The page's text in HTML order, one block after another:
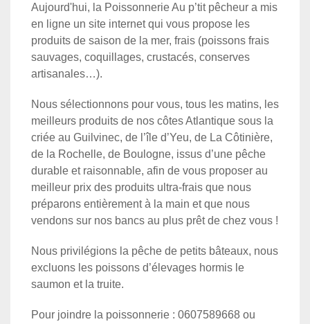
Aujourd'hui, la Poissonnerie Au p’tit pêcheur a mis
en ligne un site internet qui vous propose les
produits de saison de la mer, frais (poissons frais
sauvages, coquillages, crustacés, conserves
artisanales…).
Nous sélectionnons pour vous, tous les matins, les
meilleurs produits de nos côtes Atlantique sous la
criée au Guilvinec, de l’île d’Yeu, de La Côtinière,
de la Rochelle, de Boulogne, issus d’une pêche
durable et raisonnable, afin de vous proposer au
meilleur prix des produits ultra-frais que nous
préparons entièrement à la main et que nous
vendons sur nos bancs au plus prêt de chez vous !
Nous privilégions la pêche de petits bâteaux, nous
excluons les poissons d’élevages hormis le
saumon et la truite.
Pour joindre la poissonnerie : 0607589668 ou